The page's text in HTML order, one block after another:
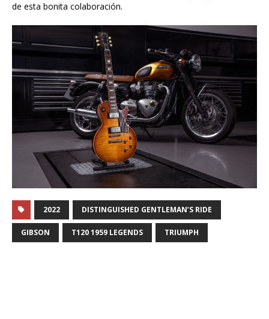
de esta bonita colaboración.
2022 DISTINGUISHED GENTLEMAN’S RIDE
GIBSON T120 1959 LEGENDS TRIUMPH